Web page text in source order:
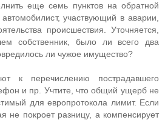
еще семь пунктов на обратной
участвующий в аварии,
происшествия. Уточняется,
собственник, было ли всего два
ли чужое имущество?
к перечислению пострадавшего
и пр. Учтите, что общий ущерб не
для европротокола лимит. Если
не покроет разницу, а компенсирует